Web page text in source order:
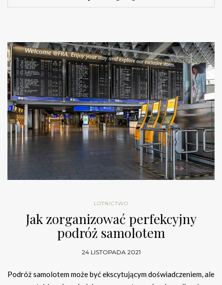
LOTNICTWO
Jak zorganizować perfekcyjny
podróż samolotem
24 LISTOPADA 2021
Podróż samolotem może być ekscytującym doświadczeniem, ale